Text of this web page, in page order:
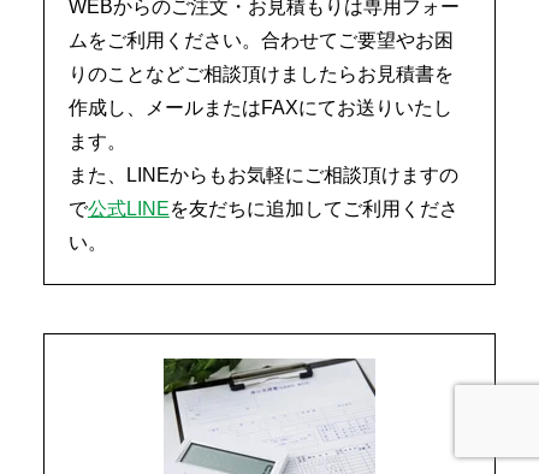
WEBからのご注文・お見積もりは専用フォー
ムをご利用ください。合わせてご要望やお困
りのことなどご相談頂けましたらお見積書を
作成し、メールまたはFAXにてお送りいたし
ます。
また、LINEからもお気軽にご相談頂けますの
で公式LINEを友だちに追加してご利用くださ
い。